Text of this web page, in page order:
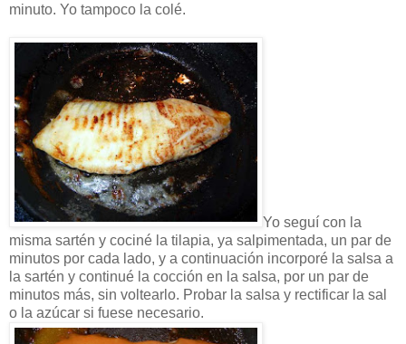
minuto. Yo tampoco la colé.
Yo seguí con la
misma sartén y cociné la tilapia, ya salpimentada, un par de
minutos por cada lado, y a continuación incorporé la salsa a
la sartén y continué la cocción en la salsa, por un par de
minutos más, sin voltearlo. Probar la salsa y rectificar la sal
o la azúcar si fuese necesario.